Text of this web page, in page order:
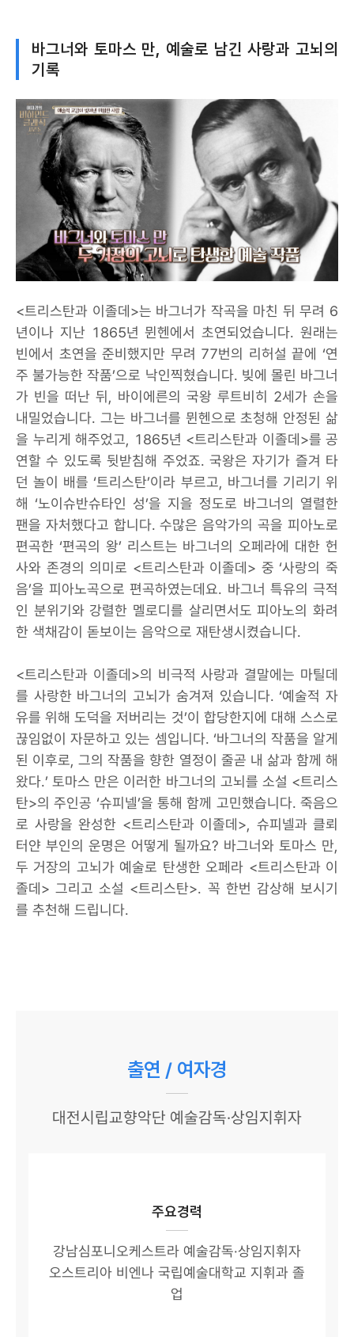
바그너와 토마스 만, 예술로 남긴 사랑과 고뇌의
기록
<트리스탄과 이졸데>는 바그너가 작곡을 마친 뒤 무려 6
년이나 지난 1865년 뮌헨에서 초연되었습니다. 원래는
빈에서 초연을 준비했지만 무려 77번의 리허설 끝에 ‘연
주 불가능한 작품’으로 낙인찍혔습니다. 빚에 몰린 바그너
가 빈을 떠난 뒤, 바이에른의 국왕 루트비히 2세가 손을
내밀었습니다. 그는 바그너를 뮌헨으로 초청해 안정된 삶
을 누리게 해주었고, 1865년 <트리스탄과 이졸데>를 공
연할 수 있도록 뒷받침해 주었죠. 국왕은 자기가 즐겨 타
던 놀이 배를 ‘트리스탄’이라 부르고, 바그너를 기리기 위
해 ‘노이슈반슈타인 성’을 지을 정도로 바그너의 열렬한
팬을 자처했다고 합니다. 수많은 음악가의 곡을 피아노로
편곡한 ‘편곡의 왕’ 리스트는 바그너의 오페라에 대한 헌
사와 존경의 의미로 <트리스탄과 이졸데> 중 ‘사랑의 죽
음’을 피아노곡으로 편곡하였는데요. 바그너 특유의 극적
인 분위기와 강렬한 멜로디를 살리면서도 피아노의 화려
한 색채감이 돋보이는 음악으로 재탄생시켰습니다.
<트리스탄과 이졸데>의 비극적 사랑과 결말에는 마틸데
를 사랑한 바그너의 고뇌가 숨겨져 있습니다. ‘예술적 자
유를 위해 도덕을 저버리는 것’이 합당한지에 대해 스스로
끊임없이 자문하고 있는 셈입니다. ‘바그너의 작품을 알게
된 이후로, 그의 작품을 향한 열정이 줄곧 내 삶과 함께 해
왔다.’ 토마스 만은 이러한 바그너의 고뇌를 소설 <트리스
탄>의 주인공 ‘슈피넬’을 통해 함께 고민했습니다. 죽음으
로 사랑을 완성한 <트리스탄과 이졸데>, 슈피넬과 클뢰
터얀 부인의 운명은 어떻게 될까요? 바그너와 토마스 만,
두 거장의 고뇌가 예술로 탄생한 오페라 <트리스탄과 이
졸데> 그리고 소설 <트리스탄>. 꼭 한번 감상해 보시기
를 추천해 드립니다.
출연 / 여자경
대전시립교향악단 예술감독·상임지휘자
주요경력
강남심포니오케스트라 예술감독·상임지휘자
오스트리아 비엔나 국립예술대학교 지휘과 졸
업